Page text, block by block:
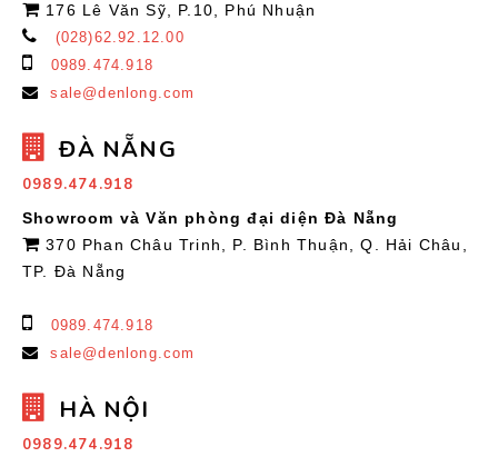
176 Lê Văn Sỹ, P.10, Phú Nhuận
(028)62.92.12.00
0989.474.918
sale@denlong.com
ĐÀ NẴNG
0989.474.918
Showroom và Văn phòng đại diện Đà Nẵng
370 Phan Châu Trinh, P. Bình Thuận, Q. Hải Châu,
TP. Đà Nẵng
0989.474.918
sale@denlong.com
HÀ NỘI
0989.474.918